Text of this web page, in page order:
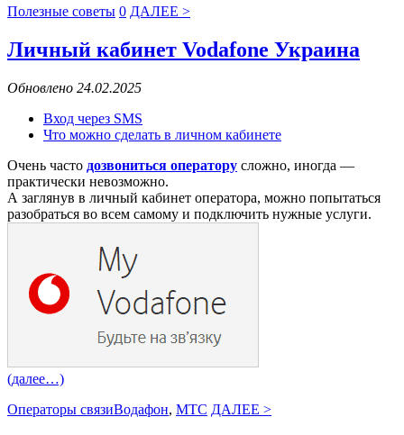
Полезные советы 0 ДАЛЕЕ >
Личный кабинет Vodafone Украина
Обновлено 24.02.2025
Вход через SMS
Что можно сделать в личном кабинете
Очень часто дозвониться оператору сложно, иногда —
практически невозможно.
А заглянув в личный кабинет оператора, можно попытаться
разобраться во всем самому и подключить нужные услуги.
(далее…)
Операторы связиВодафон, МТС ДАЛЕЕ >